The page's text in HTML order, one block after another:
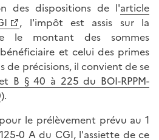
des dispositions de l'article
, l'impôt est assis sur la
le montant des sommes
et celui des primes
de précisions, il convient de se
B § 40 à 225 du BOI-RPPM-
).
le prélèvement prévu au 1
0 A du CGI, l'assiette de ce